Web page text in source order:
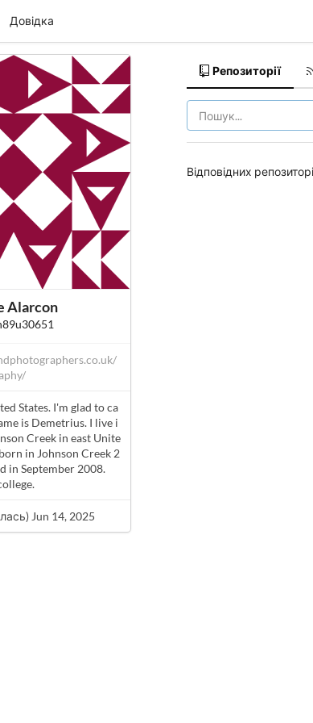
Довідка
Alarcon
States. I'm glad to ca
is Demetrius. I live i
Creek in east Unite
in Johnson Creek 2
in September 2008.
Jun 14, 2025
Репозиторії
Відповідних